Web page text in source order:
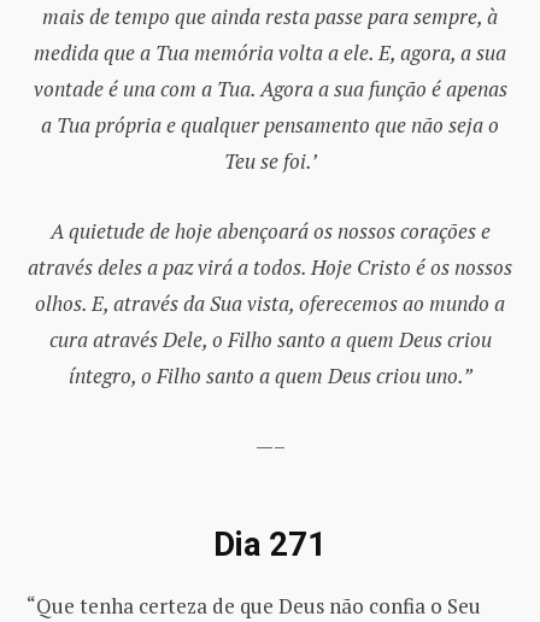
mais de tempo que ainda resta passe para sempre, à
medida que a Tua memória volta a ele. E, agora, a sua
vontade é una com a Tua. Agora a sua função é apenas
a Tua própria e qualquer pensamento que não seja o
Teu se foi.’
A quietude de hoje abençoará os nossos corações e
através deles a paz virá a todos. Hoje Cristo é os nossos
olhos. E, através da Sua vista, oferecemos ao mundo a
cura através Dele, o Filho santo a quem Deus criou
íntegro, o Filho santo a quem Deus criou uno.”
—–
Dia 271
“Que tenha certeza de que Deus não confia o Seu